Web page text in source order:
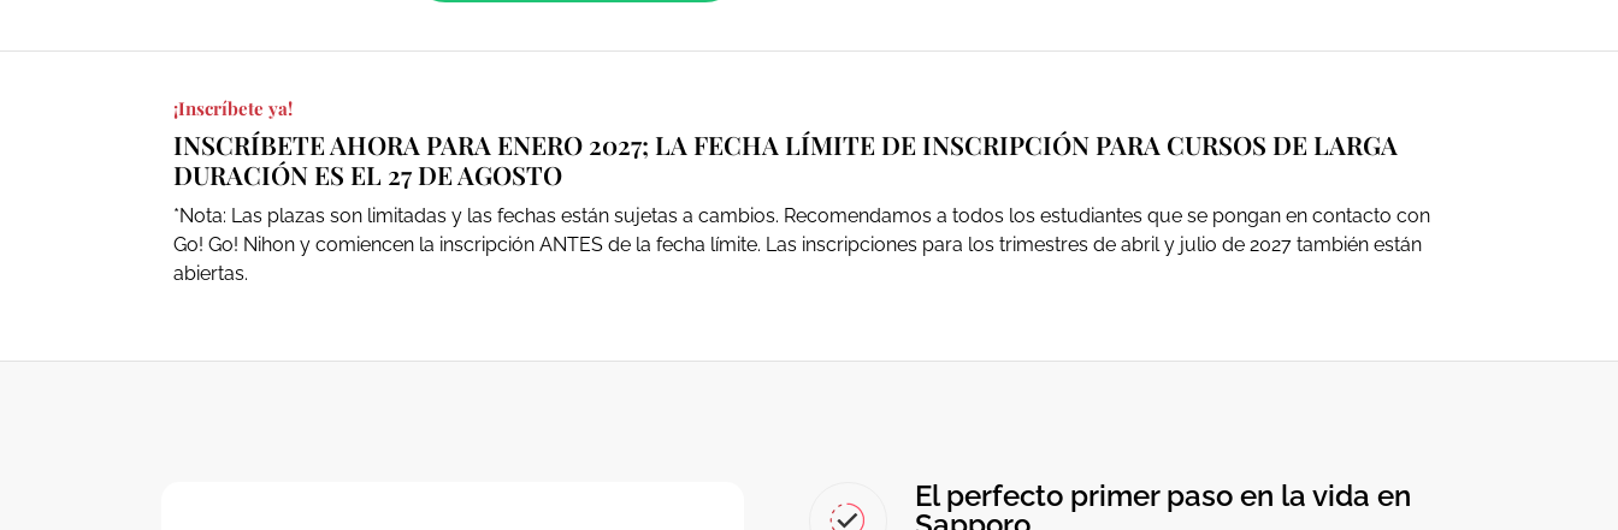
¡Inscríbete ya!
INSCRÍBETE AHORA PARA ENERO 2027; LA FECHA LÍMITE DE INSCRIPCIÓN PARA CURSOS DE LARGA
DURACIÓN ES EL 27 DE AGOSTO
*Nota: Las plazas son limitadas y las fechas están sujetas a cambios. Recomendamos a todos los estudiantes que se pongan en contacto con
Go! Go! Nihon y comiencen la inscripción ANTES de la fecha límite. Las inscripciones para los trimestres de abril y julio de 2027 también están
abiertas.
El perfecto primer paso en la vida en